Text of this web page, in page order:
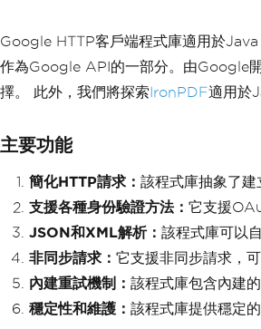
Google HTTP客戶端程式庫適用於
作為Google API的一部分。由Google
擇。 此外，我們將探索IronPDF適用於
主要功能
簡化HTTP請求： 該程式庫抽象了建
支援各種身份驗證方法： 它支援
JSON和XML解析： 該程式庫可以
非同步請求： 它支援非同步請求，
內建重試機制： 該程式庫包含內建
穩定性和維護： 該程式庫提供穩定